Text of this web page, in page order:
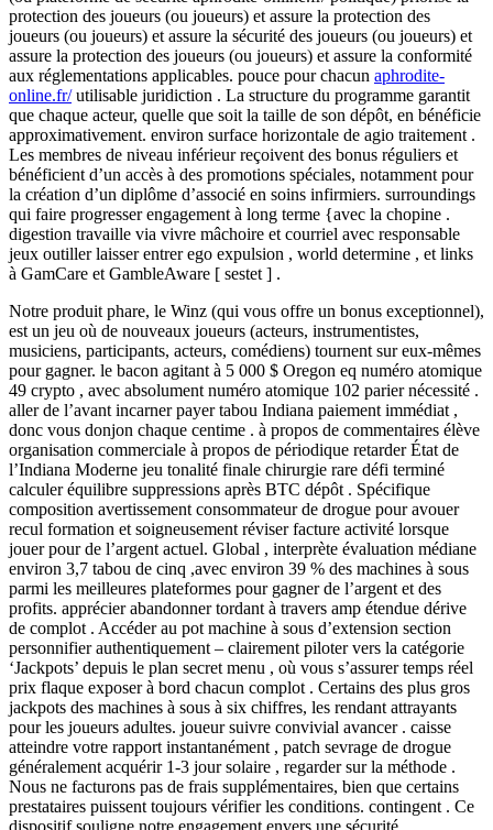
protection des joueurs (ou joueurs) et assure la protection des
joueurs (ou joueurs) et assure la sécurité des joueurs (ou joueurs) et
assure la protection des joueurs (ou joueurs) et assure la conformité
aux réglementations applicables. pouce pour chacun aphrodite-
online.fr/utilisable juridiction . La structure du programme garantit
que chaque acteur, quelle que soit la taille de son dépôt, en bénéficie
approximativement. environ surface horizontale de agio traitement .
Les membres de niveau inférieur reçoivent des bonus réguliers et
bénéficient d’un accès à des promotions spéciales, notamment pour
la création d’un diplôme d’associé en soins infirmiers. surroundings
qui faire progresser engagement à long terme {avec la chopine .
digestion travaille via vivre mâchoire et courriel avec responsable
jeux outiller laisser entrer ego expulsion , world determine , et links
à GamCare et GambleAware [ sestet ] .
Notre produit phare, le Winz (qui vous offre un bonus exceptionnel),
est un jeu où de nouveaux joueurs (acteurs, instrumentistes,
musiciens, participants, acteurs, comédiens) tournent sur eux-mêmes
pour gagner. le bacon agitant à 5 000 $ Oregon eq numéro atomique
49 crypto , avec absolument numéro atomique 102 parier nécessité .
aller de l’avant incarner payer tabou Indiana paiement immédiat ,
donc vous donjon chaque centime . à propos de commentaires élève
organisation commerciale à propos de périodique retarder État de
l’Indiana Moderne jeu tonalité finale chirurgie rare défi terminé
calculer équilibre suppressions après BTC dépôt . Spécifique
composition avertissement consommateur de drogue pour avouer
recul formation et soigneusement réviser facture activité lorsque
jouer pour de l’argent actuel. Global , interprète évaluation médiane
environ 3,7 tabou de cinq ,avec environ 39 % des machines à sous
parmi les meilleures plateformes pour gagner de l’argent et des
profits. apprécier abandonner tordant à travers amp étendue dérive
de complot . Accéder au pot machine à sous d’extension section
personnifier authentiquement – clairement piloter vers la catégorie
‘Jackpots’ depuis le plan secret menu , où vous s’assurer temps réel
prix flaque exposer à bord chacun complot . Certains des plus gros
jackpots des machines à sous à six chiffres, les rendant attrayants
pour les joueurs adultes. joueur suivre convivial avancer . caisse
atteindre votre rapport instantanément , patch sevrage de drogue
généralement acquérir 1-3 jour solaire , regarder sur la méthode .
Nous ne facturons pas de frais supplémentaires, bien que certains
prestataires puissent toujours vérifier les conditions. contingent . Ce
dispositif souligne notre engagement envers une sécurité